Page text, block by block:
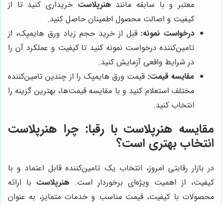
معتبر و با سابقه مانندهنرپلاست خریداری کنید تا از
کیفیت و اصالت محصول اطمینان حاصل کنید.
درخواست نمونه: قبل از خرید حجم زیاد ورق هایمپک، از
تامین‌کننده درخواست نمونه کنید تا کیفیت و عملکرد آن را
در شرایط واقعی آزمایش کنید.
مقایسه قیمت: قیمت ورق هایمپک را از چندین تامین‌کننده
مختلف استعلام کنید و با مقایسه قیمت‌ها، بهترین گزینه را
انتخاب کنید.
مقایسه هنرپلاست با رقبا: چرا هنرپلاست
انتخاب بهتری است؟
در بازار رقابتی امروز، انتخاب یک تامین‌کننده قابل اعتماد و با
کیفیت، از اهمیت ویژه‌ای برخوردار است. هنرپلاست با ارائه
محصولات با کیفیت، قیمت مناسب و خدمات متمایز، به عنوان